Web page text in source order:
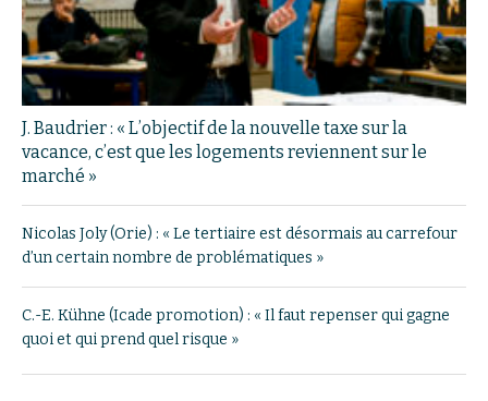
J. Baudrier : « L’objectif de la nouvelle taxe sur la
vacance, c’est que les logements reviennent sur le
marché »
Nicolas Joly (Orie) : « Le tertiaire est désormais au carrefour
d’un certain nombre de problématiques »
C.-E. Kühne (Icade promotion) : « Il faut repenser qui gagne
quoi et qui prend quel risque »